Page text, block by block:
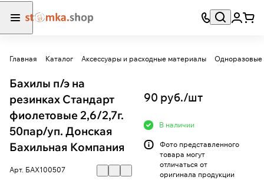
Главная Каталог Аксессуары и расходные материалы Одноразовые
Бахилы п/э на
резинках Стандарт
фиолетовые 2,6/2,7г.
50пар/уп. Донская
Бахильная Компания
Арт. БАХ100507
90 руб./шт
В наличии
Фото представленного
товара могут
отличаться от
оригинала продукции